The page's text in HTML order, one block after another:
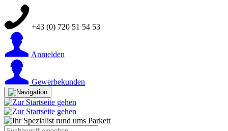
+43 (0) 720 51 54 53
Anmelden
Gewerbekunden